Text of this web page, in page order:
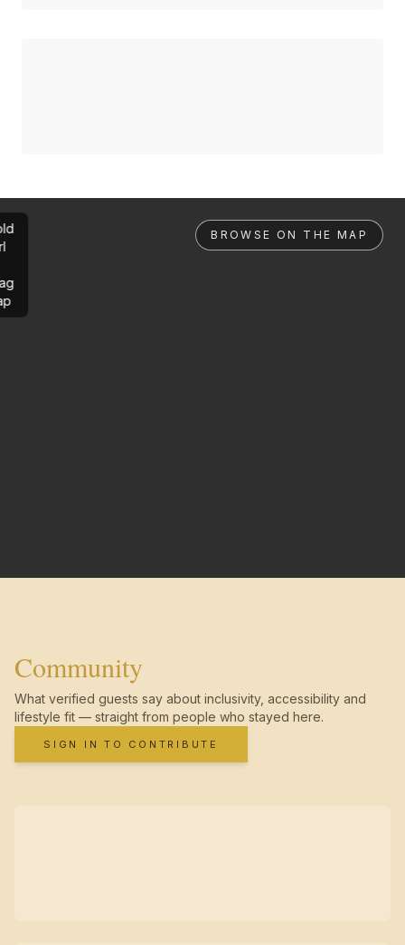
BROWSE ON THE MAP
Community
What verified guests say about inclusivity, accessibility and
lifestyle fit — straight from people who stayed here.
SIGN IN TO CONTRIBUTE